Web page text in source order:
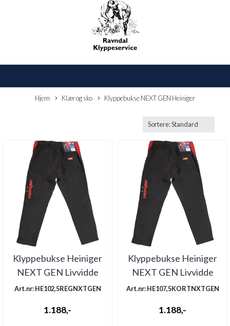
Hjem Klær og sko Klyppebukse NEXT GEN Heiniger
Klyppebukse Heiniger
NEXT GEN Livvidde
102,5 Legg ...
Art.nr: HE102,5REGNXTGEN
1.188,-
Klyppebukse Heiniger
NEXT GEN Livvidde
107,5 ...
Art.nr: HE107,5KORTNXTGEN
1.188,-